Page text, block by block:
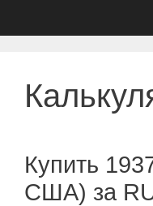
Купить
США) за